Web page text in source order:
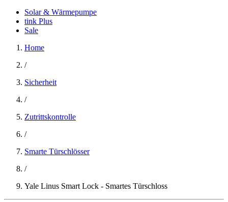
Solar & Wärmepumpe
tink Plus
Sale
Home
/
Sicherheit
/
Zutrittskontrolle
/
Smarte Türschlösser
/
Yale Linus Smart Lock - Smartes Türschloss